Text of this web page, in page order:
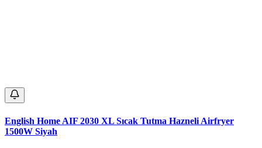
English Home AIF 2030 XL Sıcak Tutma Hazneli Airfryer
1500W Siyah